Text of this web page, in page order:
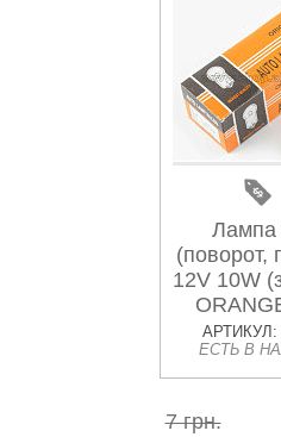
Лампа
(поворот,
12V 10W
АРТИКУЛ:
ЕСТЬ В
7 грн.